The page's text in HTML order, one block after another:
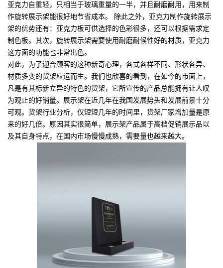
亚克力自重轻，只相当于玻璃重量的一半，并且耐磨耐用，用来制
作旋转展示架能很好地节省成本。 除此之外，亚克力制作旋转展示
架的优势还有：亚克力板可供选择的色彩很多，还可以根据需求定
制色板。其次，旋转展示架需要使用耐磨耐候性好的材质，亚克力
这方面的功能也非常出色。
对此，为了迎合顾客的这种新奇心理，各式各样不同、形状各异、
材质多变的货架应运而生。我们也欣喜的看到，在如今的市面上，
凡是有其标新立异的特色的货架，它所宣传的产品总能拥有让人叹
为观止的好销量。展示架在近几年在我国发展势头和发展前景十分
可观。货架行业分析，仅短短几年的时间里，货架厂家增加量是原
来的好几倍。原因其实很简单，展示架产品属于高档促销展示品以
及其自身特点，在国内市场慢慢成熟，需要量也越来越大。